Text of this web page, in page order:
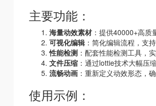
主要功能：
海量动效素材 ：提供40000+高质
可视化编辑 ：简化编辑流程，支
性能检测 ：配套性能检测工具，
文件压缩 ：通过lottie技术大幅压
流畅动画 ：重新定义动效形态，
使用示例：